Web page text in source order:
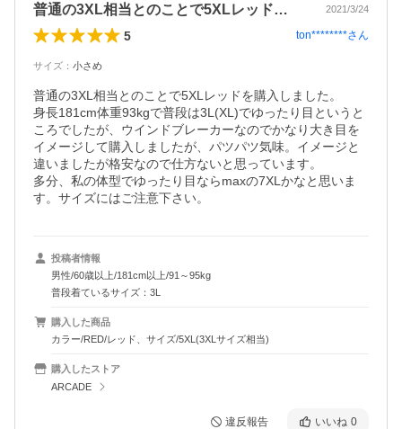
普通の3XL相当とのことで5XLレッド… 2021/3/24
5 ton********さん
サイズ ： 小さめ
普通の3XL相当とのことで5XLレッドを購入しました。
身長181cm体重93kgで普段は3L(XL)でゆったり目というと
ころでしたが、ウインドブレーカーなのでかなり大き目を
イメージして購入しましたが、パツパツ気味。イメージと
違いましたが格安なので仕方ないと思っています。
多分、私の体型でゆったり目ならmaxの7XLかなと思いま
す。サイズにはご注意下さい。
投稿者情報
男性/60歳以上/181cm以上/91～95kg
普段着ているサイズ：3L
購入した商品
カラー/RED/レッド、サイズ/5XL(3XLサイズ相当)
購入したストア
ARCADE
違反報告 いいね 0